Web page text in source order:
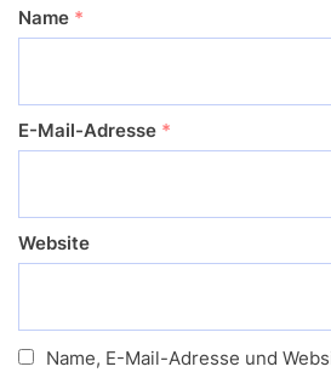
Name *
E-Mail-Adresse *
Website
Name, E-Mail-Adresse und